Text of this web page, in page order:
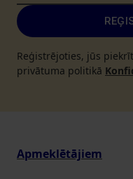
Reģistrējoties, jūs
privātuma politikā
Apmeklētājiem